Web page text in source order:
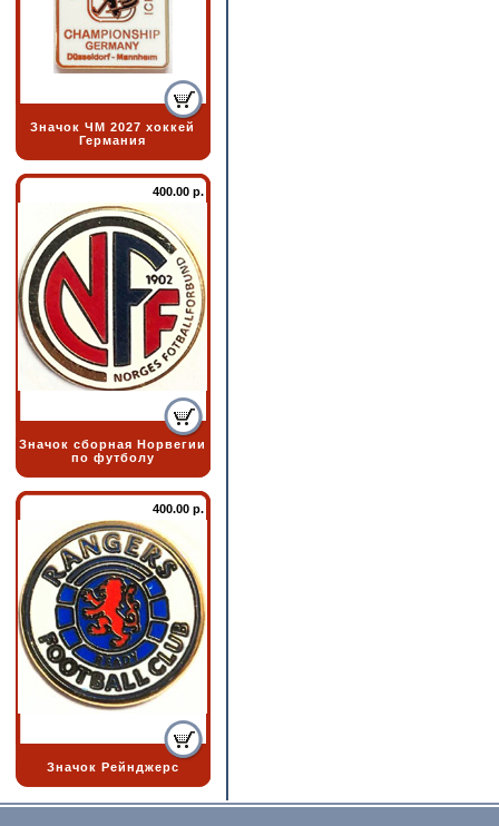
Значок ЧМ 2027 хоккей
Германия
400.00 р.
Значок сборная Норвегии
по футболу
400.00 р.
Значок Рейнджерс